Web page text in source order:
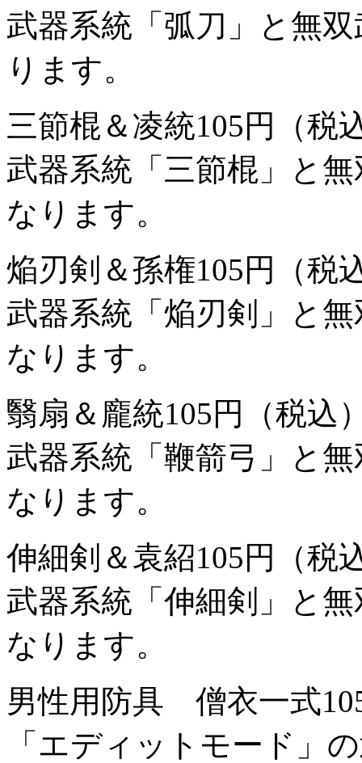
武器系統「弧刀」と無
ります。
三節棍＆凌統105円（税
武器系統「三節棍」と
なります。
焔刃剣＆孫権105円（税
武器系統「焔刃剣」と
なります。
翳扇＆龐統105円（税込
武器系統「鞭箭弓」と
なります。
伸細剣＆袁紹105円（税
武器系統「伸細剣」と
なります。
男性用防具 僧衣一式
「エディットモード」